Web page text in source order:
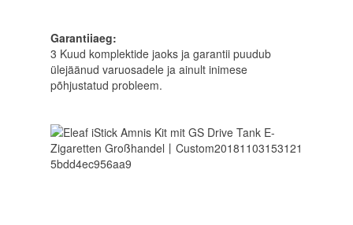
Garantiiaeg:
3 Kuud komplektide jaoks ja garantii puudub
ülejäänud varuosadele ja ainult inimese
põhjustatud probleem.